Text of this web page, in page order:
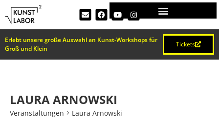
Erlebt unsere große Auswahl an Kunst-Workshops für
Groß und Klein
Tickets
LAURA ARNOWSKI
Veranstaltungen Laura Arnowski